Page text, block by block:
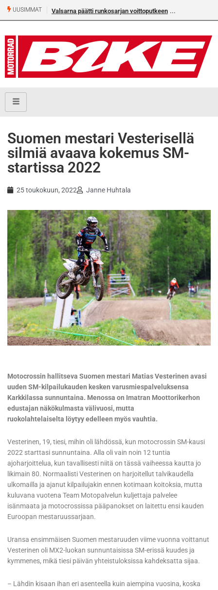
UUSIMMAT Valsarna päätti runkosarjan voittoputkeen
Suomen mestari Vesterisellä
silmiä avaava kokemus SM-
startissa 2022
25 toukokuun, 2022 Janne Huhtala
Motocrossin hallitseva Suomen mestari Matias Vesterinen avasi
uuden SM-kilpailukauden kesken varusmiespalveluksensa
Karkkilassa sunnuntaina. Menossa on Imatran Moottorikerhon
edustajan näkökulmasta välivuosi, mutta
ruokolahtelaiselta löytyy edelleen myös vauhtia.
Vesterinen, 19, tiesi, mihin oli lähdössä, kun motocrossin SM-kausi
2022 starttasi sunnuntaina. Alla oli vain noin 12 tuntia
ajoharjoittelua, kun tavallisesti niitä on tässä vaiheessa kautta jo
likimain 80. Normaalisti Vesterinen on harjoitellut talvikaudella
ulkomailla ja ajanut kilpailujakin ennen kotimaan koitoksia, mutta
kuluvana vuotena Team Motopalvelun kuljettaja palvelee
isänmaata ja motocrossissa pääpanokset on laitettu ensi kauden
Euroopan mestaruussarjaan.
Uransa ensimmäisen Suomen mestaruuden viime vuonna voittanut
Vesterinen oli MX2-luokan sunnuntaisissa SM-erissä kuudes ja
kymmenes, mikä tiesi päivän yhteistuloksissa kahdeksatta sijaa.
– Lähdin kisaan ihan eri asenteella kuin aiempina vuosina, koska